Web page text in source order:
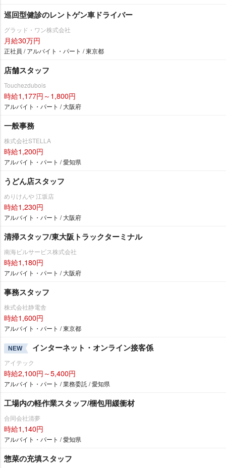
巡回型健診のレントゲン車ドライバー
グラッド・ワン株式会社
月給30万円
正社員 / アルバイト・パート / 東京都
店舗スタッフ
Touchezdubois
時給1,177円～1,800円
アルバイト・パート / 大阪府
一般事務
株式会社STELLA
時給1,200円
アルバイト・パート / 愛知県
うどん店スタッフ
めりけんや 江坂店
時給1,230円
アルバイト・パート / 大阪府
清掃スタッフ/東大阪トラックターミナル
南海ビルサービス株式会社
時給1,180円
アルバイト・パート / 大阪府
事務スタッフ
株式会社静電舎
時給1,600円
アルバイト・パート / 東京都
NEW インターネット・オンライン接客係
アイテック
時給2,100円～5,400円
アルバイト・パート / 業務委託 / 愛知県
工場内の軽作業スタッフ/梱包用緩衝材
合同会社清夢
時給1,140円
アルバイト・パート / 愛知県
惣菜の充填スタッフ